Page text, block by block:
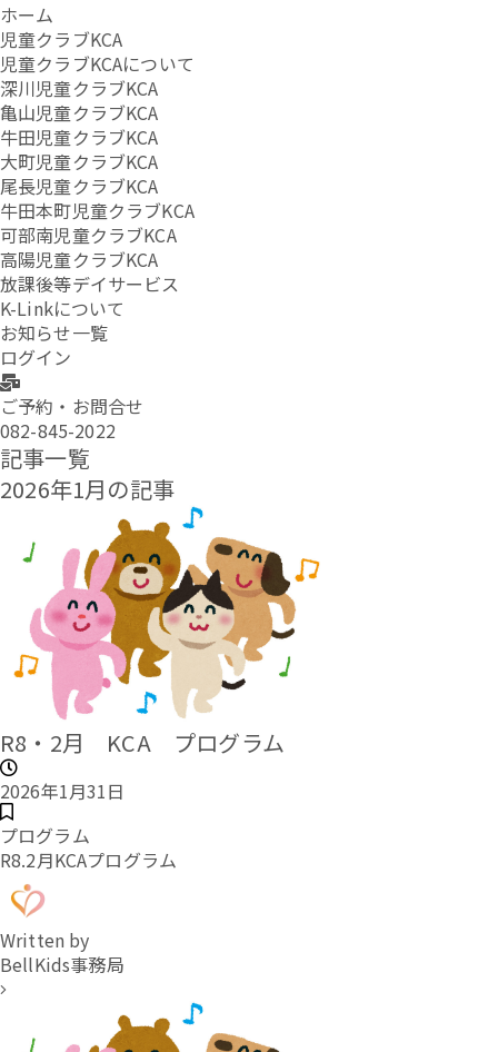
ホーム
児童クラブKCA
児童クラブKCAについて
深川児童クラブKCA
亀山児童クラブKCA
牛田児童クラブKCA
大町児童クラブKCA
尾長児童クラブKCA
牛田本町児童クラブKCA
可部南児童クラブKCA
高陽児童クラブKCA
放課後等デイサービス
K-Linkについて
お知らせ一覧
ログイン
ご予約・お問合せ
082-845-2022
記事一覧
2026年1月の記事
R8・2月 KCA プログラム
2026年1月31日
プログラム
R8.2月KCAプログラム
Written by
BellKids事務局